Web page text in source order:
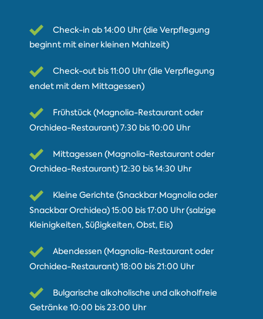
Check-in ab 14:00 Uhr (die Verpflegung
beginnt mit einer kleinen Mahlzeit)
Check-out bis 11:00 Uhr (die Verpflegung
endet mit dem Mittagessen)
Frühstück (Magnolia-Restaurant oder
Orchidea-Restaurant) 7:30 bis 10:00 Uhr
Mittagessen (Magnolia-Restaurant oder
Orchidea-Restaurant) 12:30 bis 14:30 Uhr
Kleine Gerichte (Snackbar Magnolia oder
Snackbar Orchidea) 15:00 bis 17:00 Uhr (salzige
Kleinigkeiten, Süßigkeiten, Obst, Eis)
Abendessen (Magnolia-Restaurant oder
Orchidea-Restaurant) 18:00 bis 21:00 Uhr
Bulgarische alkoholische und alkoholfreie
Getränke 10:00 bis 23:00 Uhr